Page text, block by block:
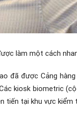
làm một cách
đã được Cảng
kiosk biometric
tiến tại khu vực kiểm